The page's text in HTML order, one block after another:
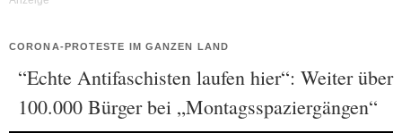
CORONA-PROTESTE IM GANZEN LAND
“Echte Antifaschisten laufen hier“: Weiter über
100.000 Bürger bei „Montagsspaziergängen“